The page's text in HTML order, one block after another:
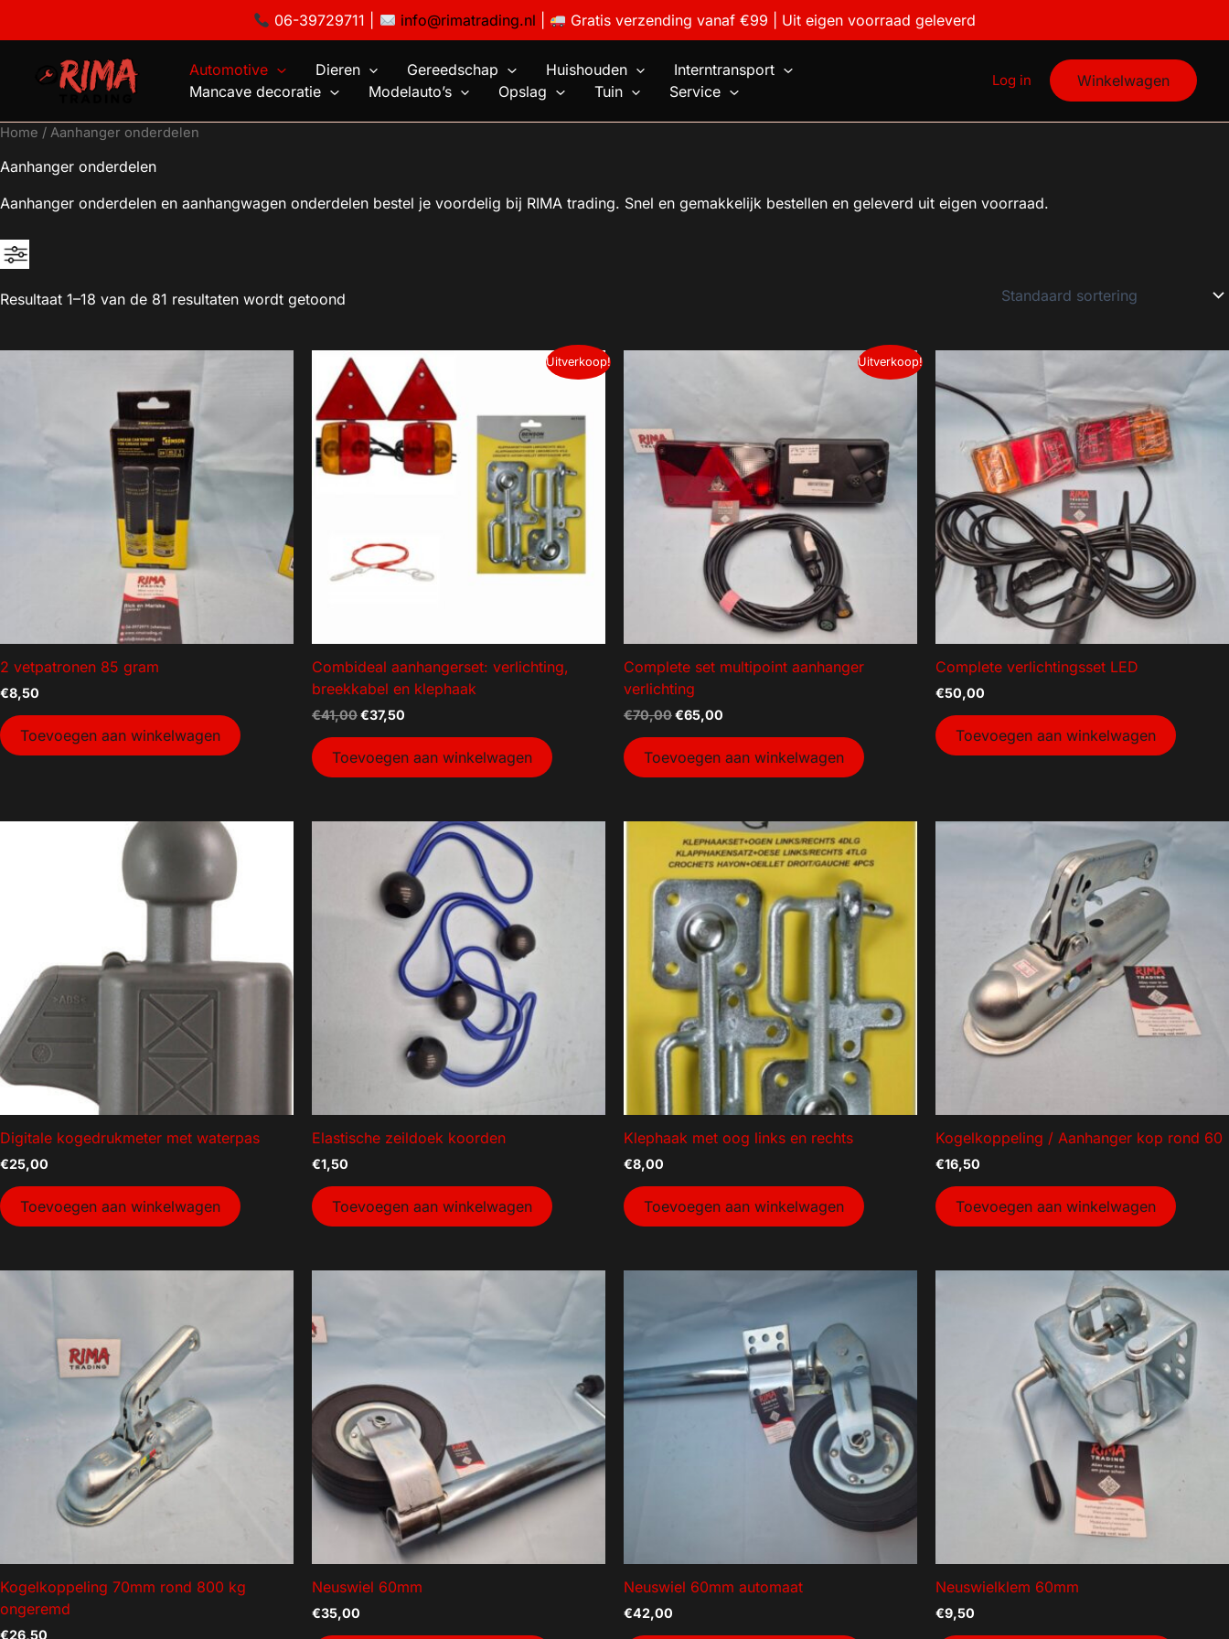
06-39729711 | info@rimatrading.nl Gratis verzending vanaf €99 | Uit eigen voorraad geleverd
inhoud
Automotive Dieren Gereedschap Huishouden
Interntransport
Mancave decoratie
Modelauto’s Opslag Tuin Service
Log in Winkelwagen
Home / Aanhanger onderdelen
Aanhanger onderdelen
Aanhanger onderdelen en aanhangwagen onderdelen bestel je voordelig bij RIMA trading. Snel en gemakkelijk bestellen en geleverd uit eigen voorraad.
€115
29 115
Hang en sluitwerk
Neuswiel + accessoires
Spatschermen
Verlopen
Resultaat 1–18 van de 81 resultaten wordt getoond
2 vetpatronen 85 gram
€8,50
Toevoegen aan winkelwagen
Uitverkoop!
Combideal aanhangerset: verlichting,
breekkabel en klephaak
€41,00
Oorspronkelijke
prijs
was:
€41,00.
€37,50
Huidige
prijs
is:
€37,50.
Toevoegen aan winkelwagen
Uitverkoop!
Complete set multipoint aanhanger
verlichting
€70,00€65,00
Toevoegen aan winkelwagen
Complete verlichtingsset LED
€50,00
Toevoegen aan winkelwagen
Digitale kogedrukmeter met waterpas
€25,00
Toevoegen aan winkelwagen
Elastische zeildoek koorden
€1,50
Toevoegen aan winkelwagen
Klephaak met oog links en rechts
€8,00
Toevoegen aan winkelwagen
Kogelkoppeling / Aanhanger kop rond 60
€16,50
Toevoegen aan winkelwagen
Kogelkoppeling 70mm rond 800 kg
ongeremd
€26,50
Neuswiel 60mm
€35,00
Neuswiel 60mm automaat
€42,00
Neuswielklem 60mm
€9,50